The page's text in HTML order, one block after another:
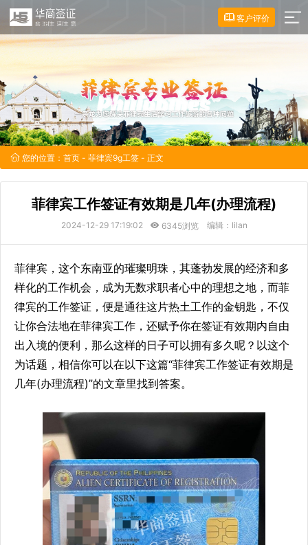
客户评价
您的位置： 首页 - 菲律宾9g工签 - 正文
菲律宾工作签证有效期是几年(办理流程)
2024-12-29 17:19:02 6345浏览 编辑：lilan
菲律宾，这个东南亚的璀璨明珠，其蓬勃发展的经济和多
样化的工作机会，成为无数求职者心中的理想之地，而菲
律宾的工作签证，便是通往这片热土工作的金钥匙，不仅
让你合法地在菲律宾工作，还赋予你在签证有效期内自由
出入境的便利，那么这样的日子可以拥有多久呢？以这个
为话题，相信你可以在以下这篇“菲律宾工作签证有效期是
几年(办理流程)”的文章里找到答案。